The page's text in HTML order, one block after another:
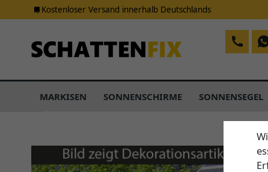
Kostenloser Versand innerhalb Deutschlands
MARKISEN SONNENSCHIRME SONNENSEGEL